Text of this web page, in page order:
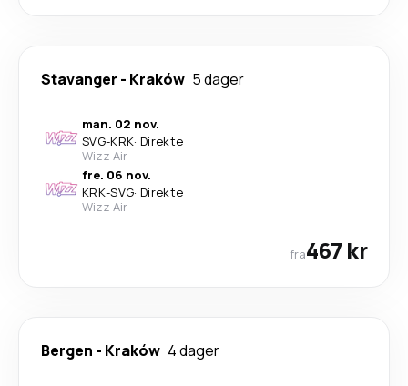
Stavanger - Kraków 5 dager
man. 02 nov.
SVG-KRK· Direkte
Wizz Air
fre. 06 nov.
KRK-SVG· Direkte
Wizz Air
fra467 kr
Bergen - Kraków 4 dager